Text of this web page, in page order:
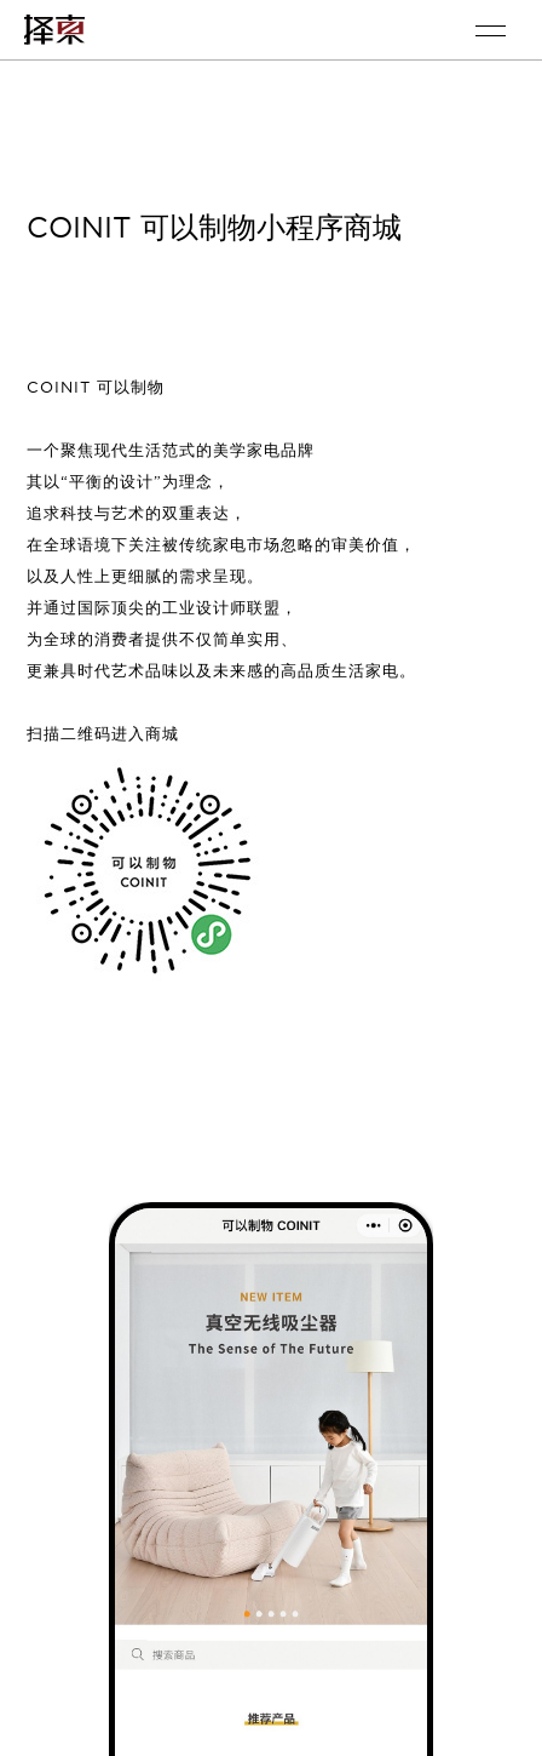
COINIT 可以制物小程序商城
COINIT 可以制物
一个聚焦现代生活范式的美学家电品牌
其以“平衡的设计”为理念，
追求科技与艺术的双重表达，
在全球语境下关注被传统家电市场忽略的审美价值，
以及人性上更细腻的需求呈现。
并通过国际顶尖的工业设计师联盟，
为全球的消费者提供不仅简单实用、
更兼具时代艺术品味以及未来感的高品质生活家电。
扫描二维码进入商城